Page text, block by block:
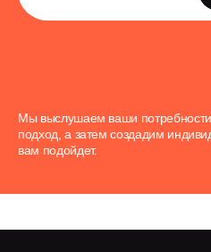
Мы выслушаем ваши
подход, а затем создадим
вам подойдет.